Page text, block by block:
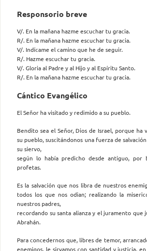
Responsorio breve
V/. En la mañana hazme escuchar tu gracia.
R/. En la mañana hazme escuchar tu gracia.
V/. Indícame el camino que he de seguir.
R/. Hazme escuchar tu gracia.
V/. Gloria al Padre y al Hijo y al Espíritu Santo.
R/. En la mañana hazme escuchar tu gracia.
Cántico Evangélico
El Señor ha visitado y redimido a su pueblo.
Bendito sea el Señor, Dios de Israel, porque ha
su pueblo, suscitándonos una fuerza de
su siervo,
según lo había predicho desde antiguo, por
profetas.
Es la salvación que nos libra de nuestros
todos los que nos odian; realizando la
nuestros padres,
recordando su santa alianza y el juramento que
Abrahán.
Para concedernos que, libres de temor,
enemigos, le sirvamos con santidad y justicia,